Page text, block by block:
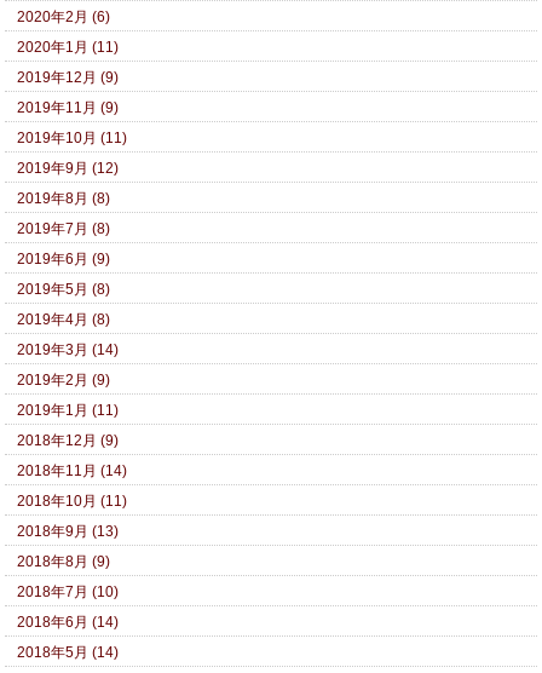
2020年2月 (6)
2020年1月 (11)
2019年12月 (9)
2019年11月 (9)
2019年10月 (11)
2019年9月 (12)
2019年8月 (8)
2019年7月 (8)
2019年6月 (9)
2019年5月 (8)
2019年4月 (8)
2019年3月 (14)
2019年2月 (9)
2019年1月 (11)
2018年12月 (9)
2018年11月 (14)
2018年10月 (11)
2018年9月 (13)
2018年8月 (9)
2018年7月 (10)
2018年6月 (14)
2018年5月 (14)